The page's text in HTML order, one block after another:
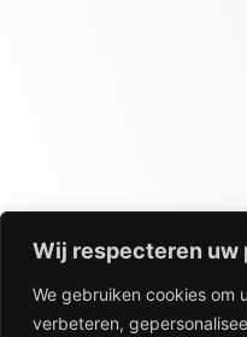
Wij respecteren uw
We gebruiken cookies om
verbeteren,
CATALOGI
Workwear &